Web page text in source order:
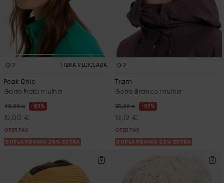
2 FIBRA RECICLADA
Peak Chic
Gorro Preto mulher
40,00 € 63%
15,00 €
OFERTAS
DUPLA PROMO 25% EXTRA
2
Tram
Gorro Branco mulher
35,00 € 63%
13,12 €
OFERTAS
DUPLA PROMO 25% EXTRA